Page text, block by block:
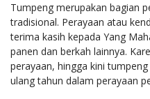
Tumpeng merupakan bagian
tradisional. Perayaan atau
terima kasih kepada Yang
panen dan berkah lainnya.
perayaan, hingga kini
ulang tahun dalam perayaan